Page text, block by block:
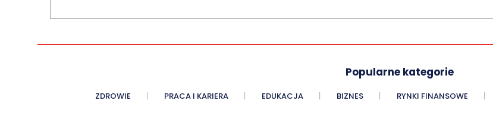
Popularne kategorie
ZDROWIE PRACA I KARIERA EDUKACJA BIZNES RYNKI FINANSOWE